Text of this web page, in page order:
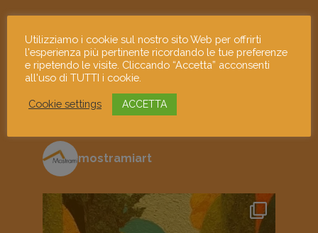
mostramiart
Utilizziamo i cookie sul nostro sito Web per offrirti
l'esperienza più pertinente ricordando le tue preferenze
e ripetendo le visite. Cliccando “Accetta” acconsenti
all'uso di TUTTI i cookie.
Cookie settings ACCETTA